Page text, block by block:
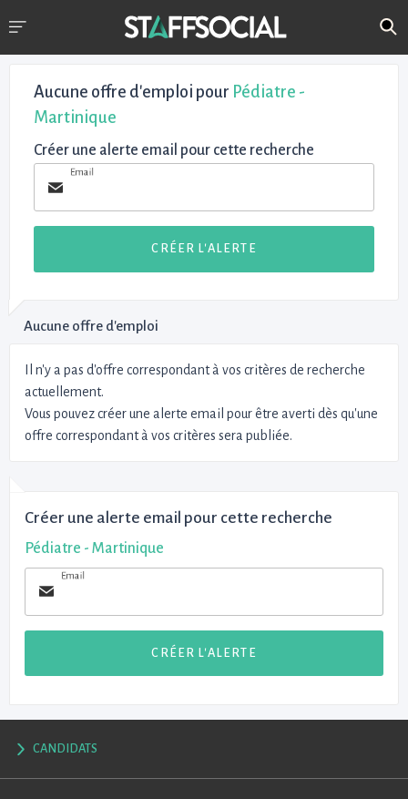
Aucune offre d'emploi pour Pédiatre -
Martinique
Créer une alerte email pour cette recherche
Email
CRÉER L'ALERTE
Aucune offre d'emploi
Il n'y a pas d'offre correspondant à vos critères de recherche
actuellement.
Vous pouvez créer une alerte email pour être averti dès qu'une
offre correspondant à vos critères sera publiée.
Créer une alerte email pour cette recherche
Pédiatre - Martinique
Email
CRÉER L'ALERTE
CANDIDATS